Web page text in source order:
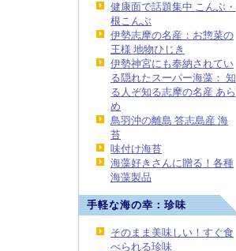
健康面で話題集中 こんぶ・
根こんぶ
伊勢志摩の名産：お惣菜の
王様 地物ひじき
伊勢神宮にも奉納されてい
る隠れたスーパー海藻： 知
る人ぞ知る志摩の名産 あら
め
鳥羽沖の離島 答志島産 海
苔
味付け海苔
海藻好きさんに贈る！各種
海藻製品
手軽な海の幸：珍味
そのまま美味しい！すぐ食
べられる珍味